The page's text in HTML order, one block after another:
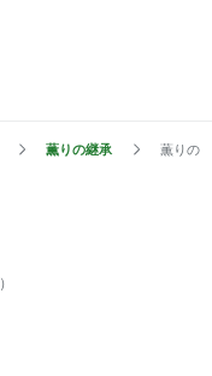
薫りの継承 薫りの
）